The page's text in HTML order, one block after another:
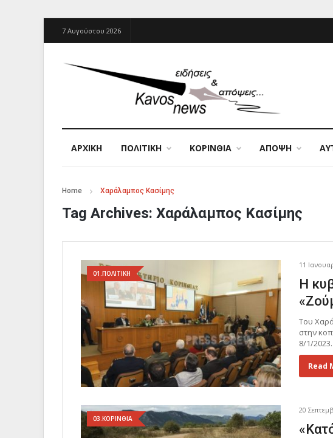
7 Αυγούστου 2026
ΑΡΧΙΚΉ ΠΟΛΙΤΙΚΗ ΚΟΡΙΝΘΙΑ ΑΠΟΨΗ
Home Χαράλαμπος Κασίμης
Tag Archives: Χαράλαμπος Κασίμης
01.ΠΟΛΙΤΙΚΗ
11
Η
Του
στην
8/1/2023.
Read
03.ΚΟΡΙΝΘΙΑ
20